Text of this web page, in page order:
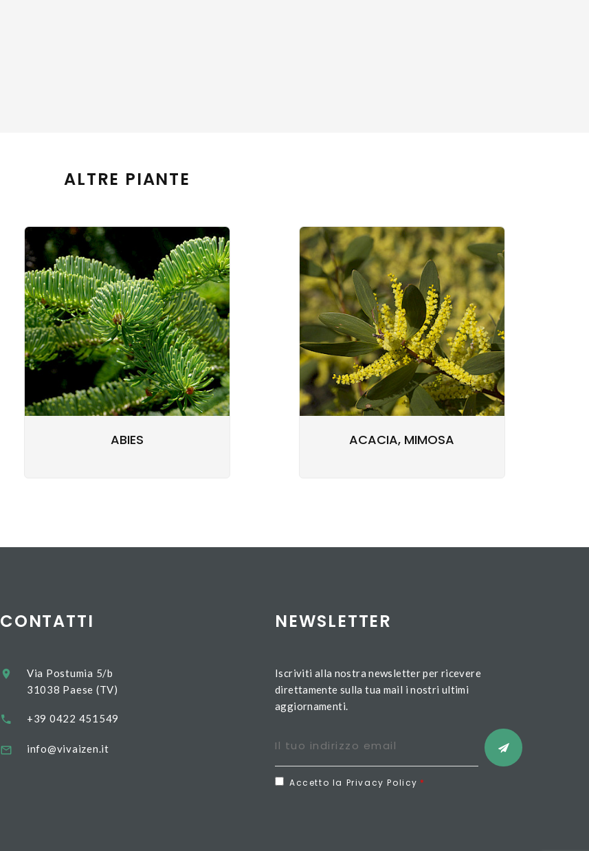
ALTRE PIANTE
ABIES ACACIA, MIMOSA
CONTATTI
Via Postumia 5/b
31038 Paese (TV)
+39 0422 451549
info@vivaizen.it
NEWSLETTER
Iscriviti alla nostra newsletter per ricevere
direttamente sulla tua mail i nostri ultimi
aggiornamenti.
Accetto la Privacy Policy